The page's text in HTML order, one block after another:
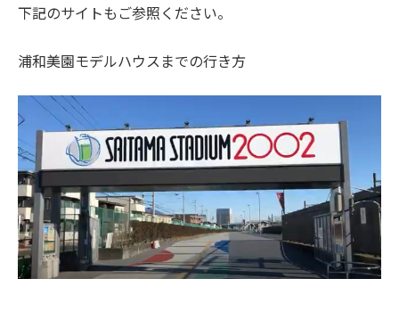
下記のサイトもご参照ください。
浦和美園モデルハウスまでの行き方